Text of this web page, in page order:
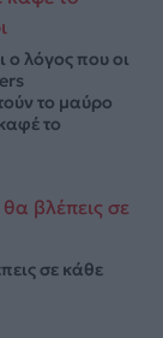
ο λόγος που οι
το μαύρο
το
σε κάθε